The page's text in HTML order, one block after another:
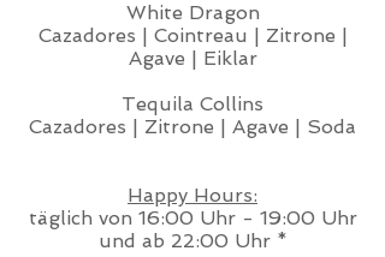
White Dragon
Cazadores | Cointreau | Zitrone |
Agave | Eiklar
Tequila Collins
Cazadores | Zitrone | Agave | Soda
Happy Hours:
täglich von 16:00 Uhr - 19:00 Uhr
und ab 22:00 Uhr *